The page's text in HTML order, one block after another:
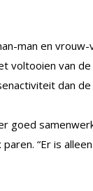
man en
voltooien van de
dan de
goed
“Er is